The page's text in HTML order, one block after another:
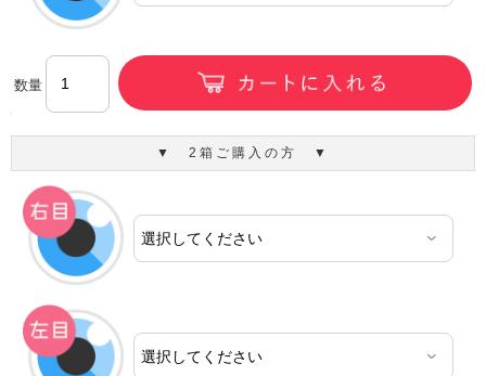
数量
▼ 2箱ご購入の方 ▼